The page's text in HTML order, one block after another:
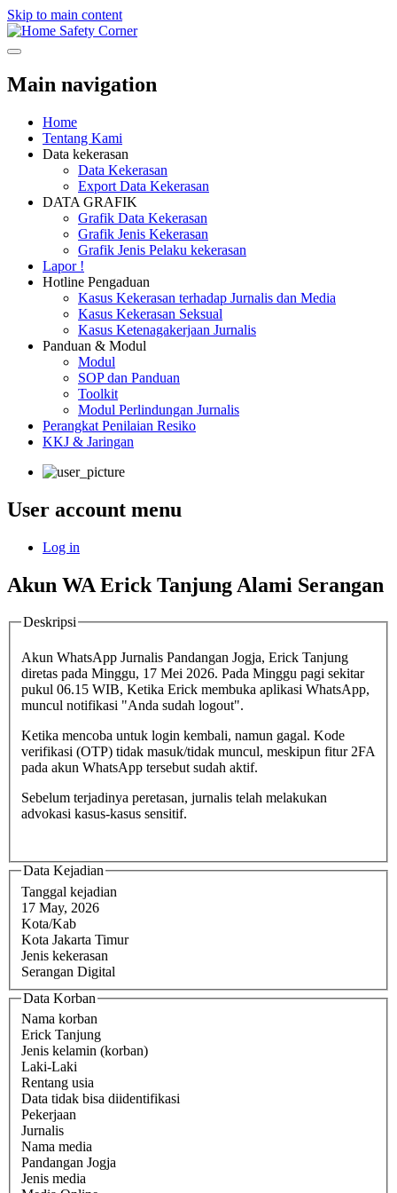
Skip to main content
Safety Corner
Main navigation
Home
Tentang Kami
Data kekerasan
Data Kekerasan
Export Data Kekerasan
DATA GRAFIK
Grafik Data Kekerasan
Grafik Jenis Kekerasan
Grafik Jenis Pelaku kekerasan
Lapor !
Hotline Pengaduan
Kasus Kekerasan terhadap Jurnalis dan Media
Kasus Kekerasan Seksual
Kasus Ketenagakerjaan Jurnalis
Panduan & Modul
Modul
SOP dan Panduan
Toolkit
Modul Perlindungan Jurnalis
Perangkat Penilaian Resiko
KKJ & Jaringan
User account menu
Log in
Akun WA Erick Tanjung Alami Serangan
Deskripsi
Akun WhatsApp Jurnalis Pandangan Jogja, Erick Tanjung
diretas pada Minggu, 17 Mei 2026. Pada Minggu pagi sekitar
pukul 06.15 WIB, Ketika Erick membuka aplikasi WhatsApp,
muncul notifikasi "Anda sudah logout".
Ketika mencoba untuk login kembali, namun gagal. Kode
verifikasi (OTP) tidak masuk/tidak muncul, meskipun fitur 2FA
pada akun WhatsApp tersebut sudah aktif.
Sebelum terjadinya peretasan, jurnalis telah melakukan
advokasi kasus-kasus sensitif.
Data Kejadian
Tanggal kejadian
17 May, 2026
Kota/Kab
Kota Jakarta Timur
Jenis kekerasan
Serangan Digital
Data Korban
Nama korban
Erick Tanjung
Jenis kelamin (korban)
Laki-Laki
Rentang usia
Data tidak bisa diidentifikasi
Pekerjaan
Jurnalis
Nama media
Pandangan Jogja
Jenis media